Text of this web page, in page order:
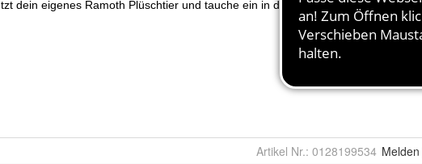
Artikel Nr.: 0128199534 Melden